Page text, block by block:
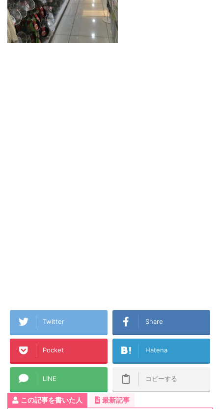
Twitter Share
Pocket Hatena
LINE コピーする
この記事を書いた人 最新記事